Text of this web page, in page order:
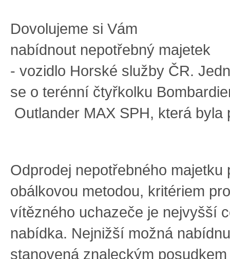
Dovolujeme si Vám
nabídnout nepotřebný majetek
- vozidlo Horské služby ČR.
se o terénní čtyřkolku
Outlander MAX SPH, která byl a
Odprodej nepotřebného majetku
obálkovou metodou, kritériem
vítězného uchazeče je nejvyšší
nabídka. Nejnižší možná
stanovená znaleckým